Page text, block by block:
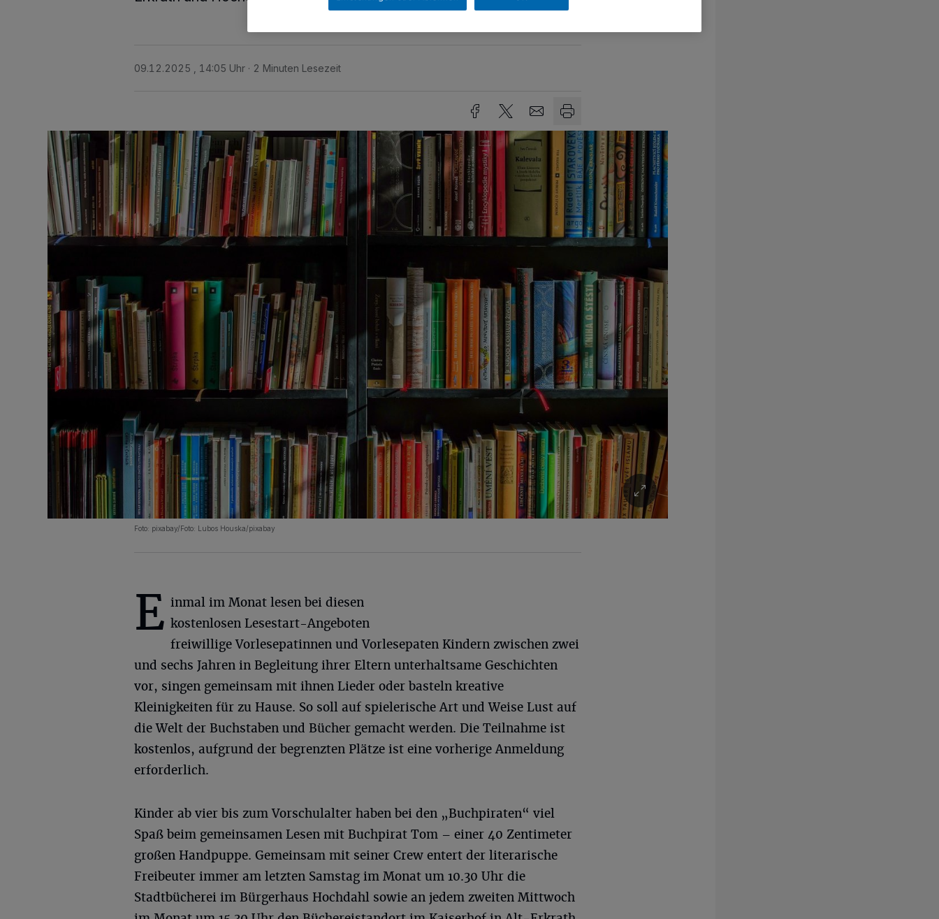
09.12.2025 , 14:05 Uhr 2 Minuten Lesezeit
Foto: pixabay/Foto: Lubos Houska/pixabay
E inmal im Monat lesen bei diesen
kostenlosen Lesestart-Angeboten
freiwillige Vorlesepatinnen und Vorlesepaten Kindern zwischen zwei
und sechs Jahren in Begleitung ihrer Eltern unterhaltsame Geschichten
vor, singen gemeinsam mit ihnen Lieder oder basteln kreative
Kleinigkeiten für zu Hause. So soll auf spielerische Art und Weise Lust auf
die Welt der Buchstaben und Bücher gemacht werden. Die Teilnahme ist
kostenlos, aufgrund der begrenzten Plätze ist eine vorherige Anmeldung
erforderlich.
Kinder ab vier bis zum Vorschulalter haben bei den „Buchpiraten“ viel
Spaß beim gemeinsamen Lesen mit Buchpirat Tom – einer 40 Zentimeter
großen Handpuppe. Gemeinsam mit seiner Crew entert der literarische
Freibeuter immer am letzten Samstag im Monat um 10.30 Uhr die
Stadtbücherei im Bürgerhaus Hochdahl sowie an jedem zweiten Mittwoch